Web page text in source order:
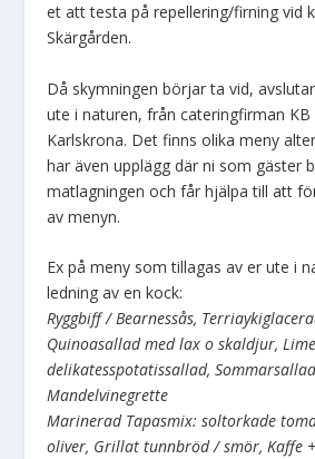
et att testa på repellering/firning vid
Skärgården.
Då skymningen börjar ta vid,
ute i naturen, från cateringfirman KB
Karlskrona. Det finns olika meny
har även upplägg där ni som gäster
matlagningen och får hjälpa till att
av menyn.
Ex på meny som tillagas av er ute i
ledning av en kock:
Ryggbiff / Bearnessås,
Quinoasallad med lax o skaldjur,
delikatesspotatissallad,
Mandelvinegrette
Marinerad Tapasmix: soltorkade
oliver, Grillat tunnbröd / smör, Kaffe